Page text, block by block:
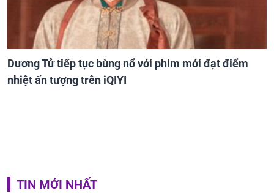
Dương Tử tiếp tục bùng nổ với phim mới đạt điểm
nhiệt ấn tượng trên iQIYI
TIN MỚI NHẤT